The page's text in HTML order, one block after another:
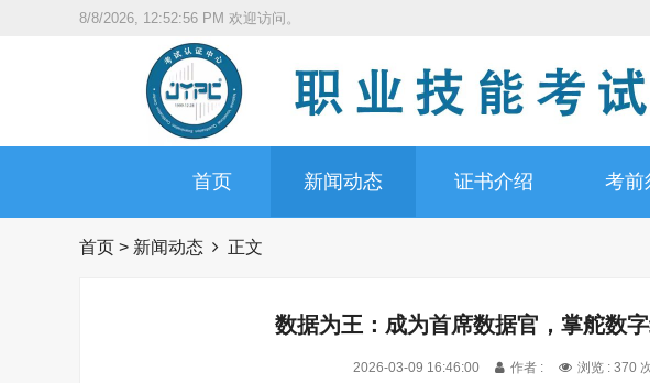
8/8/2026, 12:52:58 PM 欢迎访问。
首页 新闻动态 证书介绍 考前
首页 > 新闻动态 正文
数据为王：成为首席数据官，掌舵数
2026-03-09 16:46:00 作者 : 浏览 : 370